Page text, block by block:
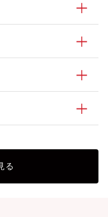
る